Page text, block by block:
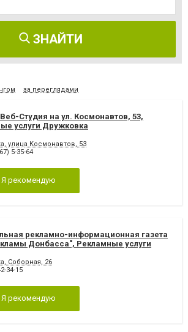
ЗНАЙТИ
за переглядами
Студия на ул. Космонавтов, 53,
услуги Дружковка
улица Космонавтов, 53
5-35-64
Я рекомендую
рекламно-информационная газета
Донбасса", Рекламные услуги
Соборная, 26
34-15
Я рекомендую